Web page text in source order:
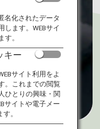
名化されたデータ
します。WEBサイ
す。
キー
サイト利用をよ
。これまでの閲覧
ひとりの興味・関
サイトや電子メー
。